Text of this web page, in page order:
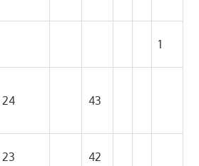
1
24 43
23 42